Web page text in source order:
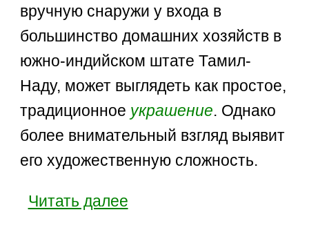
вручную снаружи у входа в
большинство домашних хозяйств в
южно-индийском штате Тамил-
Наду, может выглядеть как простое,
традиционное украшение. Однако
более внимательный взгляд выявит
его художественную сложность.
Читать далее